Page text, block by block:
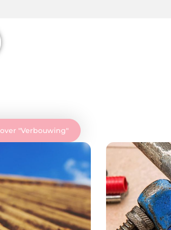
"Verbouwing"